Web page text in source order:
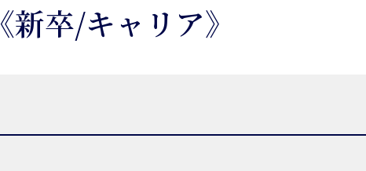
《新卒/キャリア》